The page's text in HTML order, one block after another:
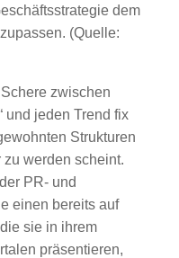
dem
(Quelle:
zwischen
und jeden Trend fix
Strukturen
werden scheint.
PR- und
einen bereits auf
sie in ihrem
präsentieren,